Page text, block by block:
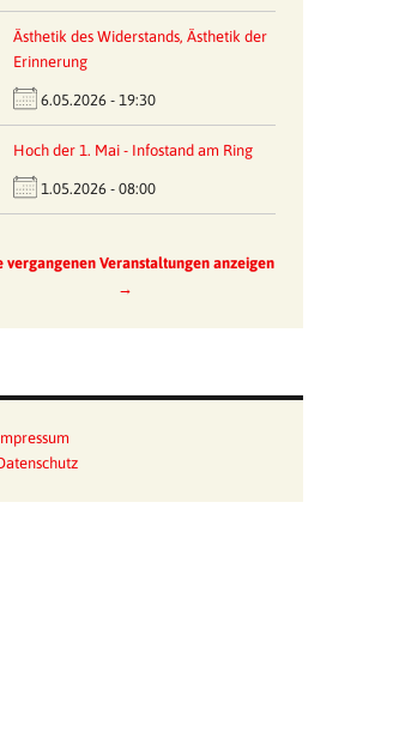
Ästhetik des Widerstands, Ästhetik der
Erinnerung
6.05.2026 - 19:30
Hoch der 1. Mai - Infostand am Ring
1.05.2026 - 08:00
vergangenen Veranstaltungen anzeigen
→